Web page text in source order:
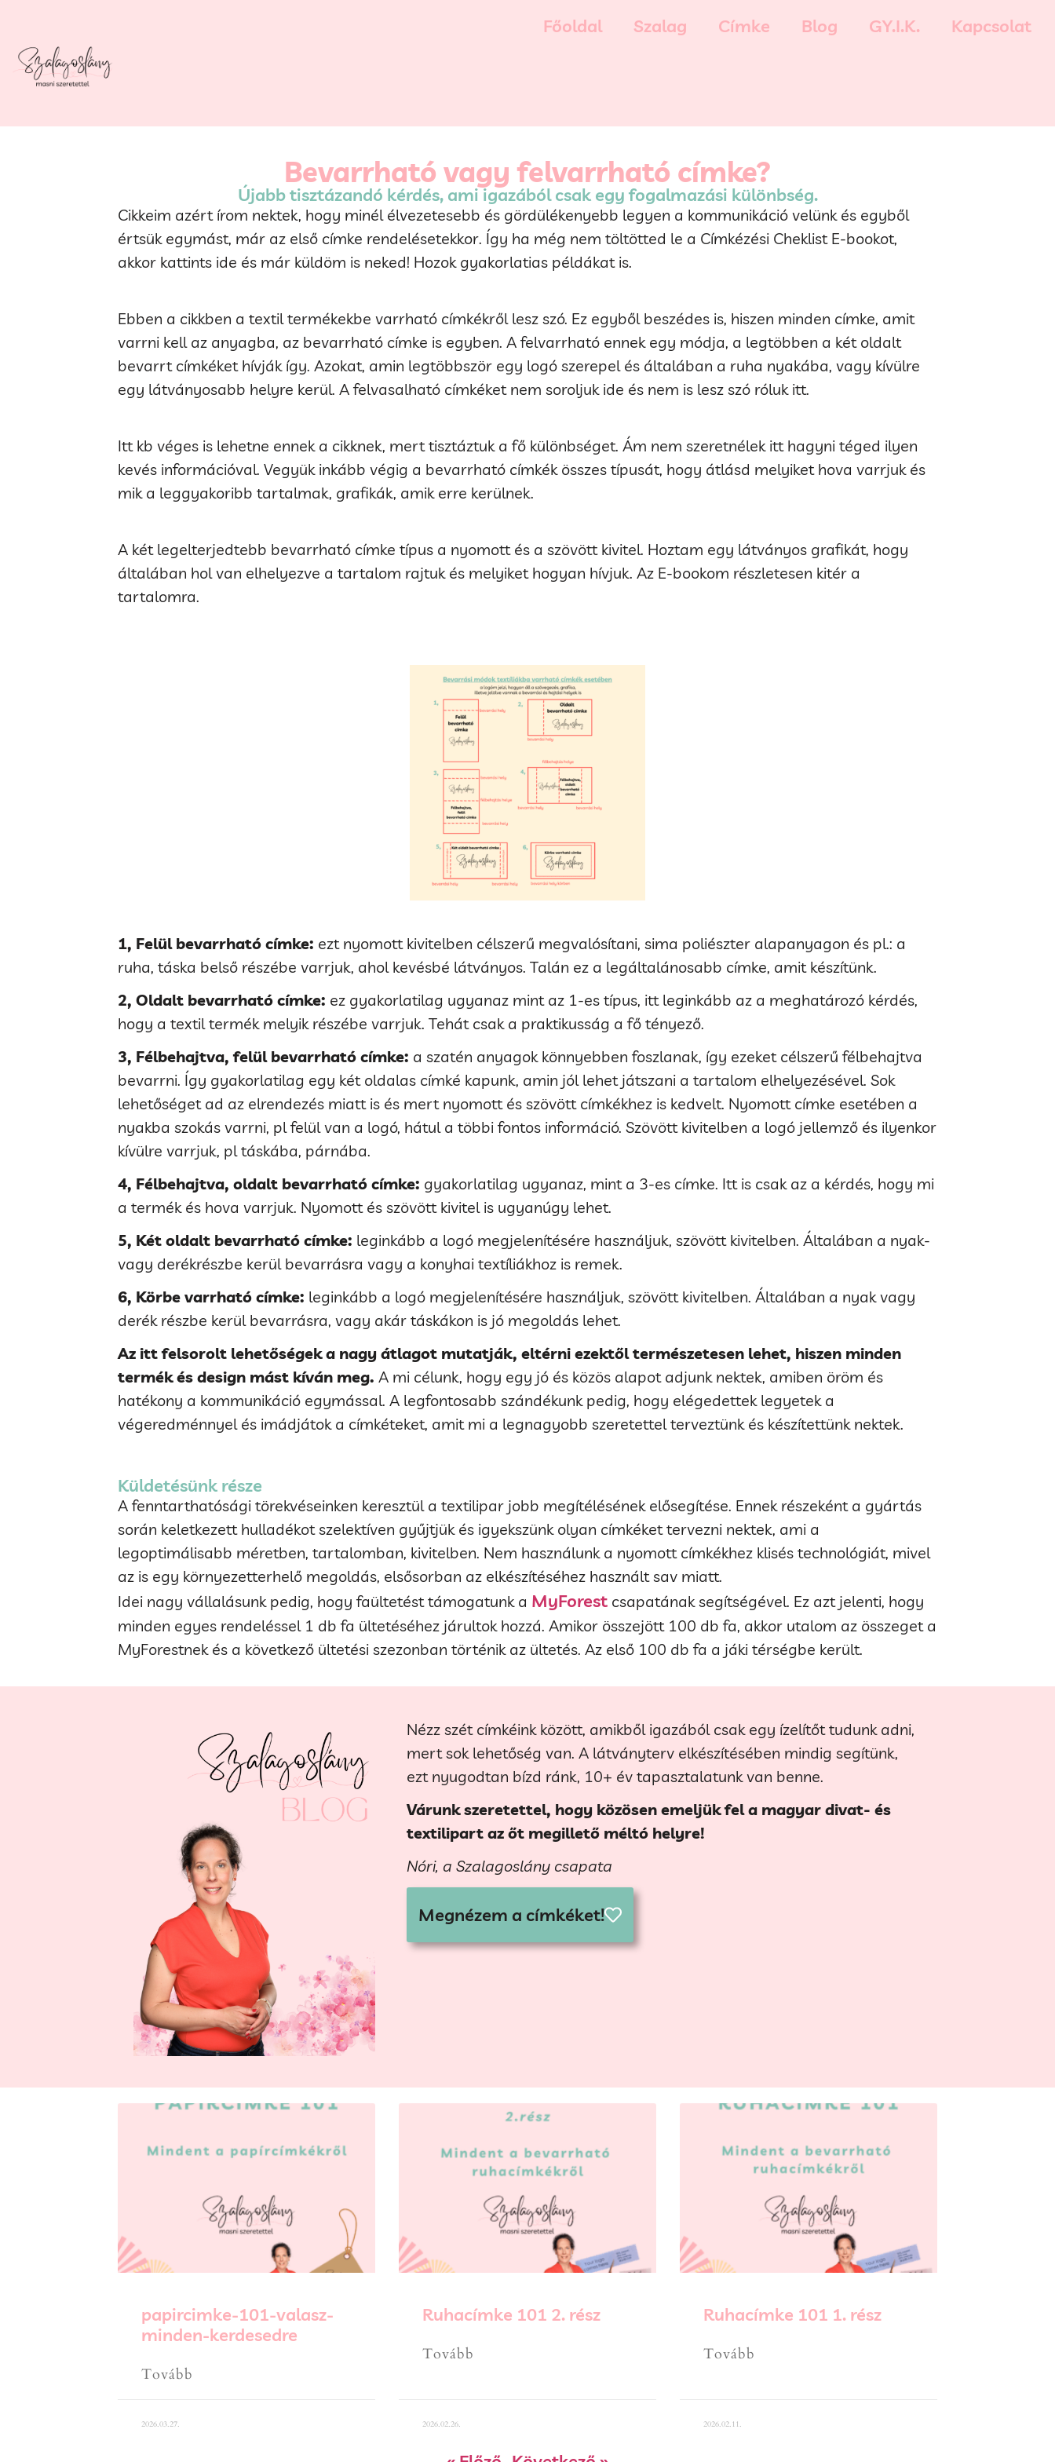
Főoldal Szalag Címke Blog GY.I.K. Kapcsolat
Bevarrható vagy felvarrható címke?
Újabb tisztázandó kérdés, ami igazából csak egy fogalmazási különbség.
Cikkeim azért írom nektek, hogy minél élvezetesebb és gördülékenyebb legyen a kommunikáció velünk és egyből
értsük egymást, már az első címke rendelésetekkor. Így ha még nem töltötted le a Címkézési Cheklist E-bookot,
akkor kattints ide és már küldöm is neked! Hozok gyakorlatias példákat is.
Ebben a cikkben a textil termékekbe varrható címkékről lesz szó. Ez egyből beszédes is, hiszen minden címke, amit
varrni kell az anyagba, az bevarrható címke is egyben. A felvarrható ennek egy módja, a legtöbben a két oldalt
bevarrt címkéket hívják így. Azokat, amin legtöbbször egy logó szerepel és általában a ruha nyakába, vagy kívülre
egy látványosabb helyre kerül. A felvasalható címkéket nem soroljuk ide és nem is lesz szó róluk itt.
Itt kb véges is lehetne ennek a cikknek, mert tisztáztuk a fő különbséget. Ám nem szeretnélek itt hagyni téged ilyen
kevés információval. Vegyük inkább végig a bevarrható címkék összes típusát, hogy átlásd melyiket hova varrjuk és
mik a leggyakoribb tartalmak, grafikák, amik erre kerülnek.
A két legelterjedtebb bevarrható címke típus a nyomott és a szövött kivitel. Hoztam egy látványos grafikát, hogy
általában hol van elhelyezve a tartalom rajtuk és melyiket hogyan hívjuk. Az E-bookom részletesen kitér a
tartalomra.
1, Felül bevarrható címke: ezt nyomott kivitelben célszerű megvalósítani, sima poliészter alapanyagon és pl.: a
ruha, táska belső részébe varrjuk, ahol kevésbé látványos. Talán ez a legáltalánosabb címke, amit készítünk.
2, Oldalt bevarrható címke: ez gyakorlatilag ugyanaz mint az 1-es típus, itt leginkább az a meghatározó kérdés,
hogy a textil termék melyik részébe varrjuk. Tehát csak a praktikusság a fő tényező.
3, Félbehajtva, felül bevarrható címke: a szatén anyagok könnyebben foszlanak, így ezeket célszerű félbehajtva
bevarrni. Így gyakorlatilag egy két oldalas címké kapunk, amin jól lehet játszani a tartalom elhelyezésével. Sok
lehetőséget ad az elrendezés miatt is és mert nyomott és szövött címkékhez is kedvelt. Nyomott címke esetében a
nyakba szokás varrni, pl felül van a logó, hátul a többi fontos információ. Szövött kivitelben a logó jellemző és ilyenkor
kívülre varrjuk, pl táskába, párnába.
4, Félbehajtva, oldalt bevarrható címke: gyakorlatilag ugyanaz, mint a 3-es címke. Itt is csak az a kérdés, hogy mi
a termék és hova varrjuk. Nyomott és szövött kivitel is ugyanúgy lehet.
5, Két oldalt bevarrható címke: leginkább a logó megjelenítésére használjuk, szövött kivitelben. Általában a nyak-
vagy derékrészbe kerül bevarrásra vagy a konyhai textíliákhoz is remek.
6, Körbe varrható címke: leginkább a logó megjelenítésére használjuk, szövött kivitelben. Általában a nyak vagy
derék részbe kerül bevarrásra, vagy akár táskákon is jó megoldás lehet.
Az itt felsorolt lehetőségek a nagy átlagot mutatják, eltérni ezektől természetesen lehet, hiszen minden
termék és design mást kíván meg. A mi célunk, hogy egy jó és közös alapot adjunk nektek, amiben öröm és
hatékony a kommunikáció egymással. A legfontosabb szándékunk pedig, hogy elégedettek legyetek a
végeredménnyel és imádjátok a címkéteket, amit mi a legnagyobb szeretettel terveztünk és készítettünk nektek.
Küldetésünk része
A fenntarthatósági törekvéseinken keresztül a textilipar jobb megítélésének elősegítése. Ennek részeként a gyártás
során keletkezett hulladékot szelektíven gyűjtjük és igyekszünk olyan címkéket tervezni nektek, ami a
legoptimálisabb méretben, tartalomban, kivitelben. Nem használunk a nyomott címkékhez klisés technológiát, mivel
az is egy környezetterhelő megoldás, elsősorban az elkészítéséhez használt sav miatt.
Idei nagy vállalásunk pedig, hogy faültetést támogatunk a MyForest csapatának segítségével. Ez azt jelenti, hogy
minden egyes rendeléssel 1 db fa ültetéséhez járultok hozzá. Amikor összejött 100 db fa, akkor utalom az összeget a
MyForestnek és a következő ültetési szezonban történik az ültetés. Az első 100 db fa a jáki térségbe került.
Nézz szét címkéink között, amikből igazából csak egy ízelítőt tudunk adni,
mert sok lehetőség van. A látványterv elkészítésében mindig segítünk,
ezt nyugodtan bízd ránk, 10+ év tapasztalatunk van benne.
Várunk szeretettel, hogy közösen emeljük fel a magyar divat- és
textilipart az őt megillető méltó helyre!
Nóri, a Szalagoslány csapata
Megnézem a címkéket!
papircimke-101-valasz-
minden-kerdesedre
Tovább
2026.03.27.
Ruhacímke 101 2. rész
Tovább
2026.02.26.
Ruhacímke 101 1. rész
Tovább
2026.02.11.